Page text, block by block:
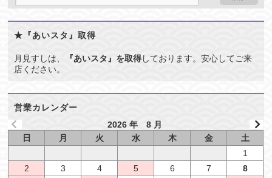
★『あいスタ』取得
月見すしは、 『あいスタ』を取得しております。安心してご来
店ください。
営業カレンダー
2026 年 8 月
日
月 火 水 木 金
土
1
2
3 4 5 6 7
8